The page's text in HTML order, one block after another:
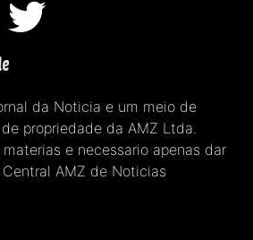
da Noticia e um meio de
propriedade da AMZ Ltda.
e necessario apenas dar
AMZ de Noticias